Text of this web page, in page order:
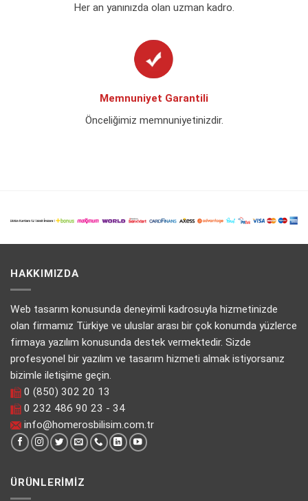
Her an yanınızda olan uzman kadro.
Memnuniyet Garantili
Önceliğimiz memnuniyetinizdir.
HAKKIMIZDA
Web tasarım konusunda deneyimli kadrosuyla hizmetinizde
olan firmamız Türkiye ve uluslar arası bir çok konumda yüzlerce
firmaya yazılım konusunda destek vermektedir. Sizde
profesyonel bir yazılım ve tasarım hizmeti almak istiyorsanız
bizimle iletişime geçin.
0 (850) 302 20 13
0 232 486 90 23 - 34
info@homerosbilisim.com.tr
ÜRÜNLERIMIZ